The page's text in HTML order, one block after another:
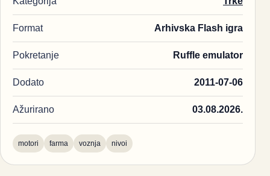
Format Arhivska Flash igra
Pokretanje Ruffle emulator
Dodato 2011-07-06
Ažurirano 03.08.2026.
motori farma voznja nivoi